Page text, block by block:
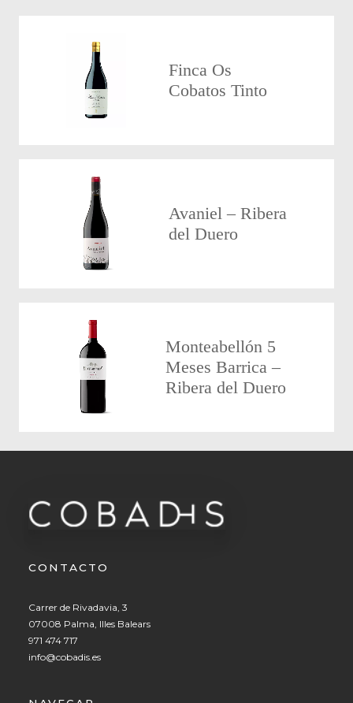
Finca Os
Cobatos Tinto
Avaniel – Ribera
del Duero
Monteabellón 5
Meses Barrica –
Ribera del Duero
CONTACTO
Carrer de Rivadavia, 3
07008 Palma, Illes Balears
971 474 717
info@cobadis.es